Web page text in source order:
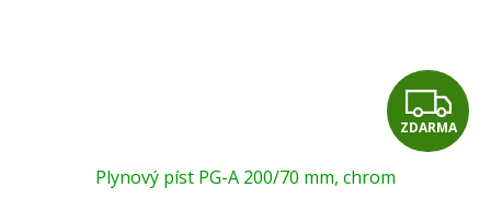
Z
D
ZDARMA
Plynový píst PG-A 200/70 mm, chrom